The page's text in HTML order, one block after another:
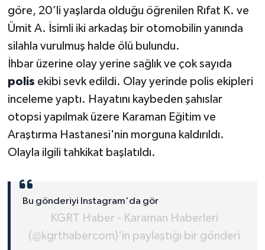
göre, 20’li yaşlarda olduğu öğrenilen Rıfat K. ve
Ümit A. İsimli iki arkadaş bir otomobilin yanında
silahla vurulmuş halde ölü bulundu.
İhbar üzerine olay yerine sağlık ve çok sayıda
polis ekibi sevk edildi. Olay yerinde polis ekipleri
inceleme yaptı. Hayatını kaybeden şahıslar
otopsi yapılmak üzere Karaman Eğitim ve
Araştırma Hastanesi'nin morguna kaldırıldı.
Olayla ilgili tahkikat başlatıldı.
Bu gönderiyi Instagram'da gör
KGRT Haber - Karaman Haberleri
(@kgrthabercom)'in paylaştığı bir gönderi